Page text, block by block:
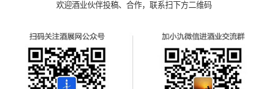
欢迎酒业伙伴投稿、合作，联系扫下方二维码